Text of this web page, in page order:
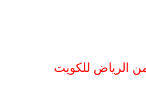
الرياض للكويت